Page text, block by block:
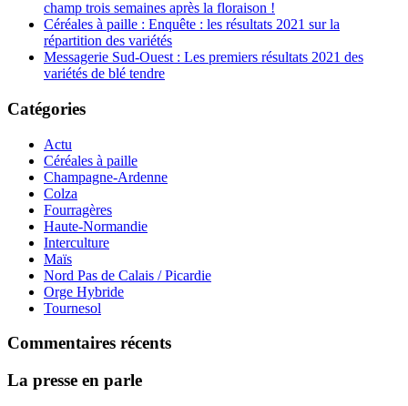
champ trois semaines après la floraison !
Céréales à paille : Enquête : les résultats 2021 sur la
répartition des variétés
Messagerie Sud-Ouest : Les premiers résultats 2021 des
variétés de blé tendre
Catégories
Actu
Céréales à paille
Champagne-Ardenne
Colza
Fourragères
Haute-Normandie
Interculture
Maïs
Nord Pas de Calais / Picardie
Orge Hybride
Tournesol
Commentaires récents
La presse en parle